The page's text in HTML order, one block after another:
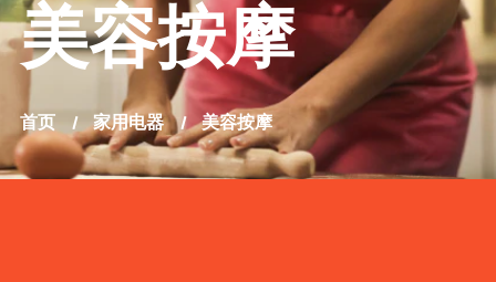
美容按摩
首页 家用电器 美容按摩